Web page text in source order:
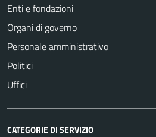
Enti e fondazioni
Organi di governo
Personale amministrativo
Politici
Uffici
CATEGORIE DI SERVIZIO